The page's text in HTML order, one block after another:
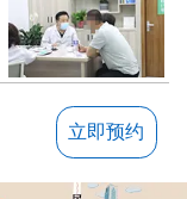
立即预约